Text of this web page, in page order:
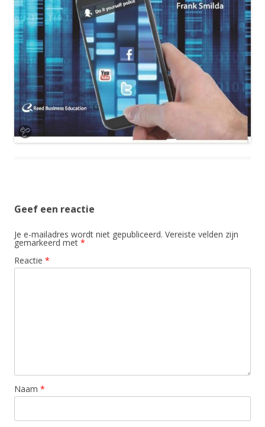
Geef een reactie
Je e-mailadres wordt niet gepubliceerd. Vereiste velden zijn
gemarkeerd met *
Reactie *
Naam *